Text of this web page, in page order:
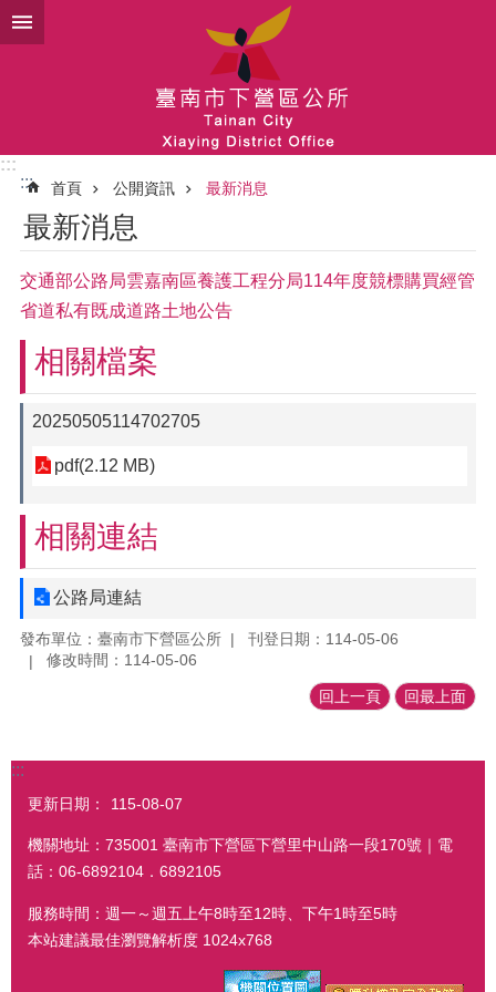
跳到主要內容區塊
:::
:::
首頁 公開資訊 最新消息
最新消息
交通部公路局雲嘉南區養護工程分局114年度競標購買經管
省道私有既成道路土地公告
相關檔案
20250505114702705
pdf(2.12 MB)
相關連結
公路局連結
發布單位：臺南市下營區公所
刊登日期：114-05-06
修改時間：114-05-06
回上一頁 回最上面
:::
更新日期： 115-08-07
機關地址：735001 臺南市下營區下營里中山路一段170號｜電
話：06-6892104．6892105
服務時間：週一～週五上午8時至12時、下午1時至5時
本站建議最佳瀏覽解析度 1024x768